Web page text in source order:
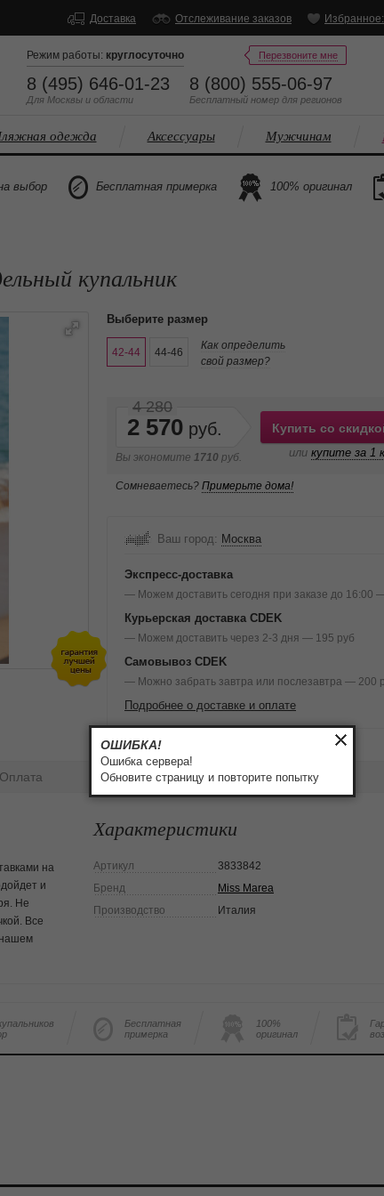
Доставка Отслеживание заказов
Режим работы: круглосуточно
8 (495) 646-01-23
Для Москвы и области
8 (800) 555-06-97
Бесплатный номер для регионов
Перезвоните мне
одежда Аксессуары Мужчинам
выбор Бесплатная примерка 100% оригинал
купальник
Выберите размер
42-44 44-46
Как определить
свой размер?
2 570
4 280
Вы экономите 1710 руб.
Купить со
или купите за 1
Сомневаетесь? Примерьте дома!
Ваш город: Москва
Экспресс-доставка
— Можем доставить сегодня при заказе до 16:00
Курьерская доставка CDEK
— Можем доставить через 2-3 дня — 195 руб
Самовывоз CDEK
— Можно забрать завтра или послезавтра — 200
Подробнее о доставке и оплате
Оплата Бренд Отзывы:
на
и
Не
Все
Характеристики
Артикул
3833842
Бренд
Miss Marea
Производство
Италия
Бесплатная
примерка
100%
оригинал
ОШИБКА!
Ошибка сервера!
Обновите страницу и повторите попытку